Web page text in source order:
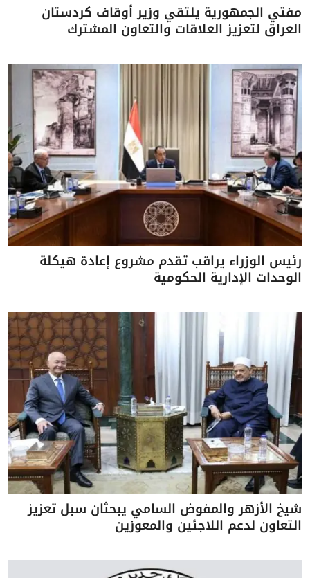
مفتي الجمهورية يلتقي وزير أوقاف كردستان
العراق لتعزيز العلاقات والتعاون المشترك
رئيس الوزراء يراقب تقدم مشروع إعادة هيكلة
الوحدات الإدارية الحكومية
شيخ الأزهر والمفوض السامي يبحثان سبل تعزيز
التعاون لدعم اللاجئين والمعوزين